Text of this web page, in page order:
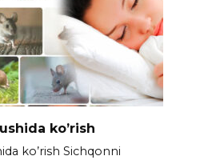
ko’rish
ko’rish Sichqonni